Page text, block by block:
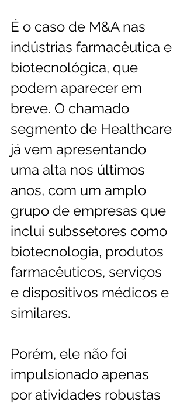
É o caso de M&A nas
indústrias farmacêutica e
biotecnológica, que
podem aparecer em
breve. O chamado
segmento de Healthcare
já vem apresentando
uma alta nos últimos
anos, com um amplo
grupo de empresas que
inclui subssetores como
biotecnologia, produtos
farmacêuticos, serviços
e dispositivos médicos e
similares.
Porém, ele não foi
impulsionado apenas
por atividades robustas